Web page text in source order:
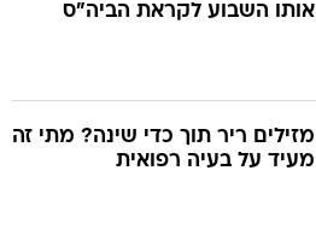
אותו השבוע לקראת הביה"ס
מזילים ריר תוך כדי שינה? מתי זה
מעיד על בעיה רפואית